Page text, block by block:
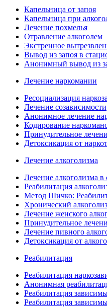
Капельница от запоя
Капельница при
Лечение похмелья
Отравление алкоголем
Экстренное
Вывод из запоя в
Анонимный вывод из
Лечение наркомании
Ресоциализация
Лечение созависимости
Анонимное лечение
Кодирование
Принудительное
Детоксикация от
Лечение алкоголизма
Лечение алкоголизма в
Реабилитация
Метод Шичко:
Хронический
Лечение женского
Принудительное
Лечение пивного
Детоксикация от
Реабилитация
Реабилитация
Анонимная
Реабилитация
Реабилитация